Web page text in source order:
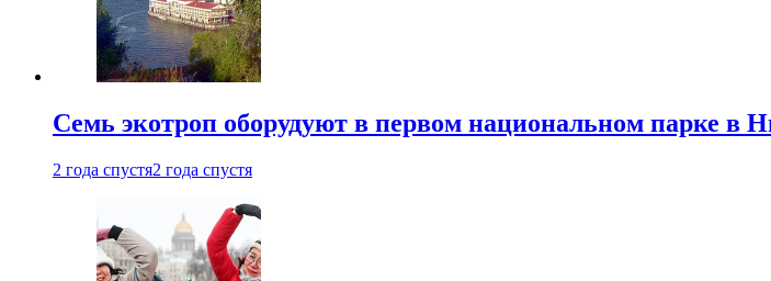
Семь экотроп оборудуют в первом национальном парке в
2 года спустя2 года спустя